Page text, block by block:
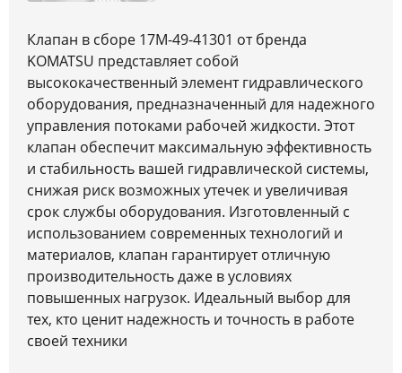
Клапан в сборе 17M-49-41301 от бренда
KOMATSU представляет собой
высококачественный элемент гидравлического
оборудования, предназначенный для надежного
управления потоками рабочей жидкости. Этот
клапан обеспечит максимальную эффективность
и стабильность вашей гидравлической системы,
снижая риск возможных утечек и увеличивая
срок службы оборудования. Изготовленный с
использованием современных технологий и
материалов, клапан гарантирует отличную
производительность даже в условиях
повышенных нагрузок. Идеальный выбор для
тех, кто ценит надежность и точность в работе
своей техники